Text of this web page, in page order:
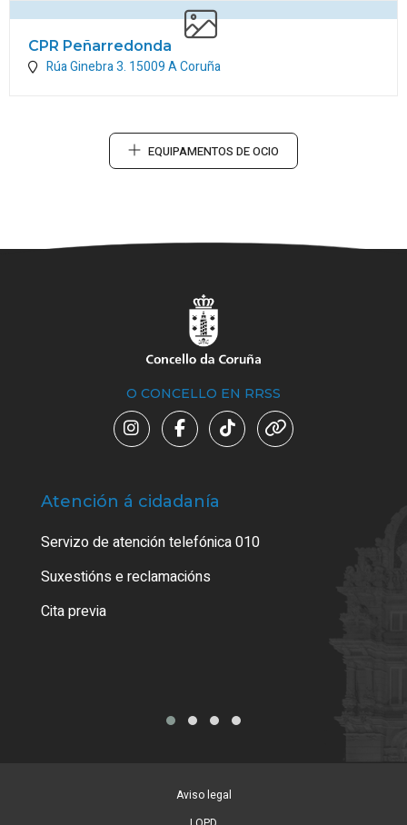
CPR Peñarredonda
Rúa Ginebra 3. 15009A Coruña
EQUIPAMENTOS DE OCIO
O CONCELLO EN RRSS
Atención á cidadanía
Servizo de atención telefónica 010
Suxestións e reclamacións
Cita previa
Aviso legal